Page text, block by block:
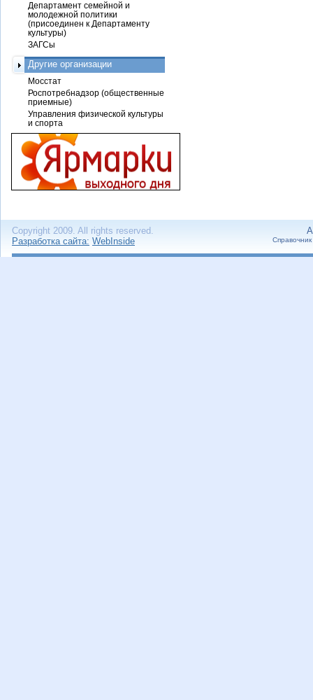
Департамент семейной и
молодежной политики
(присоединен к Департаменту
культуры)
ЗАГСы
Другие организации
Мосстат
Роспотребнадзор (общественные
приемные)
Управления физической культуры
и спорта
Copyright 2009. All rights reserved.
Разработка сайта: WebInside